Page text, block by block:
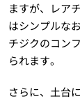
ますが、レア
はシンプルな
チジクのコン
られます。
さらに、土台